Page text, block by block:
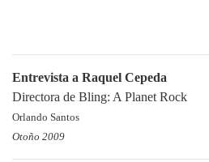
Entrevista a Raquel Cepeda
Directora de Bling: A Planet Rock
Orlando Santos
Otoño 2009